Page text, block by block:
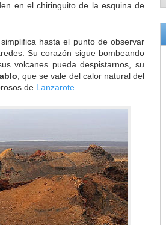
en el chiringuito de la esquina de
hasta el punto de observar
Su corazón sigue bombeando
volcanes pueda despistarnos, su
, que se vale del calor natural del
de Lanzarote